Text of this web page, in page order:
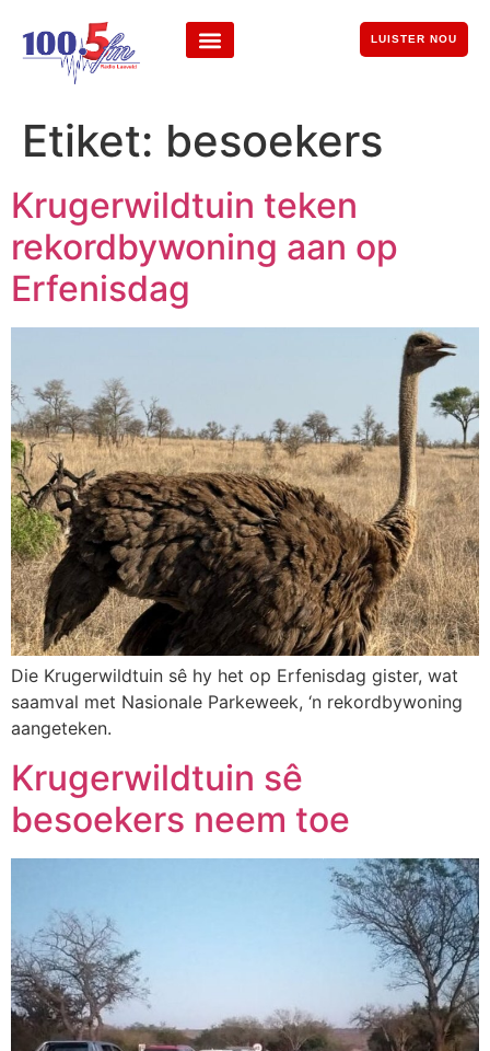
LUISTER NOU
Etiket: besoekers
Krugerwildtuin teken
rekordbywoning aan op
Erfenisdag
Die Krugerwildtuin sê hy het op Erfenisdag gister, wat
saamval met Nasionale Parkeweek, ‘n rekordbywoning
aangeteken.
Krugerwildtuin sê
besoekers neem toe